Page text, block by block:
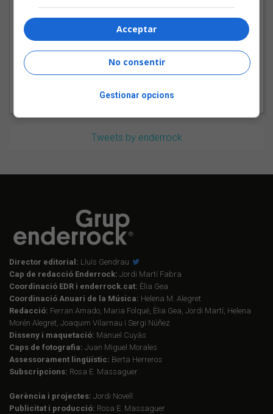
Bèrnia i la festa del pop
fusió al Sona9 2026
Tweets by enderrock
Director editorial: Lluís Gendrau
Cap de redacció Enderrock: Jordi Martí Fabra
Coordinació EDR i enderrock.cat: Èlia Gea
Coordinació Anuari de la Música: Helena M. Alegret
Redacció: Ferran Amado, Maria Folqué, Èlia Gea, Jordi Martí, Helena
Morén Alegret, Joaquim Vilarnau i Sergi Núñez
Disseny i maquetació: Manuel Cuyàs
Caps de fotografia: Juan Miguel Morales
Assessorament lingüístic: Berta Herreros
Subscripcions: Rosa E. Massaguer
Gerència i projectes: Jordi Novell
Publicitat i producció: Rosa E. Massaguer
Acceptar
No consentir
Gestionar opcions